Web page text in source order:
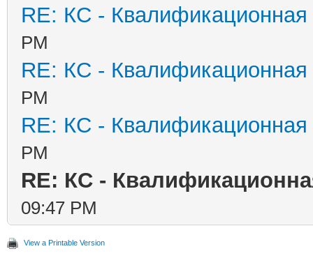
RE: КС - Квалификационная
PM
RE: КС - Квалификационная
PM
RE: КС - Квалификационная
PM
RE: КС -
09:47 PM
View a Printable Version